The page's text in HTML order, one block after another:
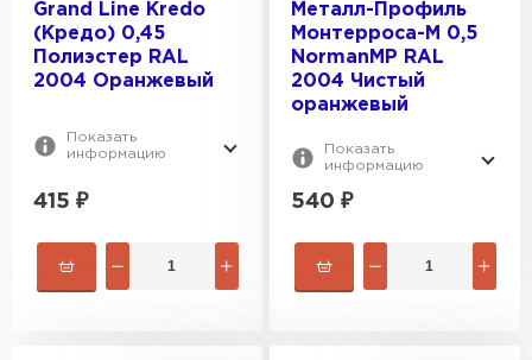
Grand Line Kredo
(Кредо) 0,45
Полиэстер RAL
2004 Оранжевый
Показать
информацию
415 ₽
Металл-Профиль
Монтерроса-M 0,5
NormanMP RAL
2004 Чистый
оранжевый
Показать
информацию
540 ₽